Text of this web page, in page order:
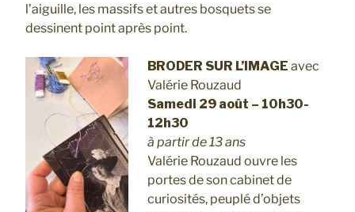
l’aiguille, les massifs et autres bosquets se
dessinent point après point.
BRODER SUR L’IMAGE avec
Valérie Rouzaud
Samedi 29 août – 10h30-
12h30
à partir de 13 ans
Valérie Rouzaud ouvre les
portes de son cabinet de
curiosités, peuplé d’objets